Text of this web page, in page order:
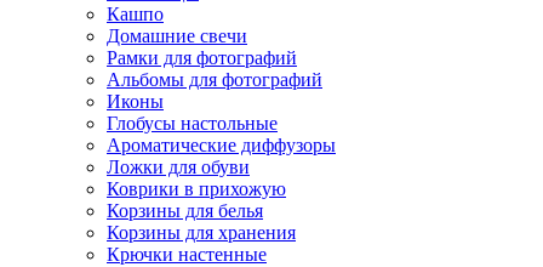
Кашпо
Домашние свечи
Рамки для фотографий
Альбомы для фотографий
Иконы
Глобусы настольные
Ароматические диффузоры
Ложки для обуви
Коврики в прихожую
Корзины для белья
Корзины для хранения
Крючки настенные